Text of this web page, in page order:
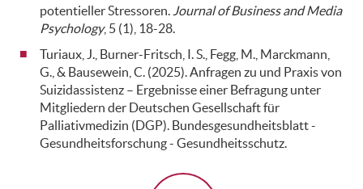
potentieller Stressoren. Journal of Business and Media
Psychology, 5 (1), 18-28.
Turiaux, J., Burner-Fritsch, I. S., Fegg, M., Marckmann,
G., & Bausewein, C. (2025). Anfragen zu und Praxis von
Suizidassistenz – Ergebnisse einer Befragung unter
Mitgliedern der Deutschen Gesellschaft für
Palliativmedizin (DGP). Bundesgesundheitsblatt -
Gesundheitsforschung - Gesundheitsschutz.